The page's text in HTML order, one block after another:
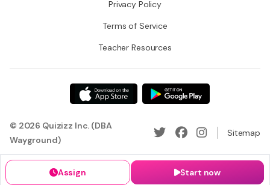
Assign Start now
Privacy Policy
Terms of Service
Teacher Resources
© 2026 Quizizz Inc. (DBA
Wayground)
Sitemap